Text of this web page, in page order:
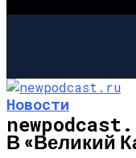
Новости
В «Великий